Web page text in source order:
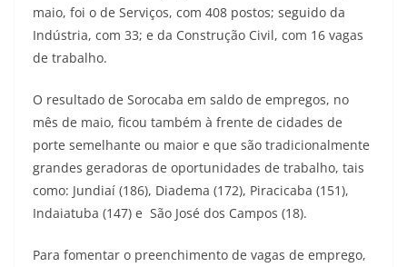
maio, foi o de Serviços, com 408 postos; seguido da
Indústria, com 33; e da Construção Civil, com 16 vagas
de trabalho.
O resultado de Sorocaba em saldo de empregos, no
mês de maio, ficou também à frente de cidades de
porte semelhante ou maior e que são tradicionalmente
grandes geradoras de oportunidades de trabalho, tais
como: Jundiaí (186), Diadema (172), Piracicaba (151),
Indaiatuba (147) e São José dos Campos (18).
Para fomentar o preenchimento de vagas de emprego,